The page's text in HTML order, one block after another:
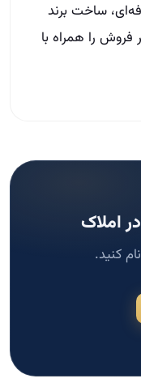
ساخت برند
فروش را همراه با
املاک
کنید.